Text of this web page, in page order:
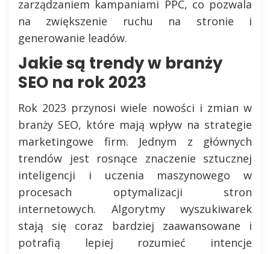
zarządzaniem kampaniami PPC, co pozwala
na zwiększenie ruchu na stronie i
generowanie leadów.
Jakie są trendy w branży
SEO na rok 2023
Rok 2023 przynosi wiele nowości i zmian w
branży SEO, które mają wpływ na strategie
marketingowe firm. Jednym z głównych
trendów jest rosnące znaczenie sztucznej
inteligencji i uczenia maszynowego w
procesach optymalizacji stron
internetowych. Algorytmy wyszukiwarek
stają się coraz bardziej zaawansowane i
potrafią lepiej rozumieć intencje